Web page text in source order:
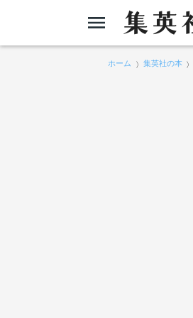
ホーム 集英社の本